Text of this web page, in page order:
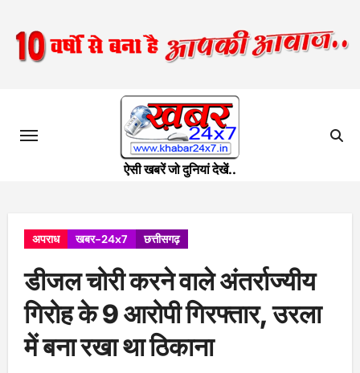
content
ऐसी खबरें जो दुनियां देखें..
अपराध खबर-24x7 छत्तीसगढ़
डीजल चोरी करने वाले अंतर्राज्यीय
गिरोह के 9 आरोपी गिरफ्तार, उरला
में बना रखा था ठिकाना